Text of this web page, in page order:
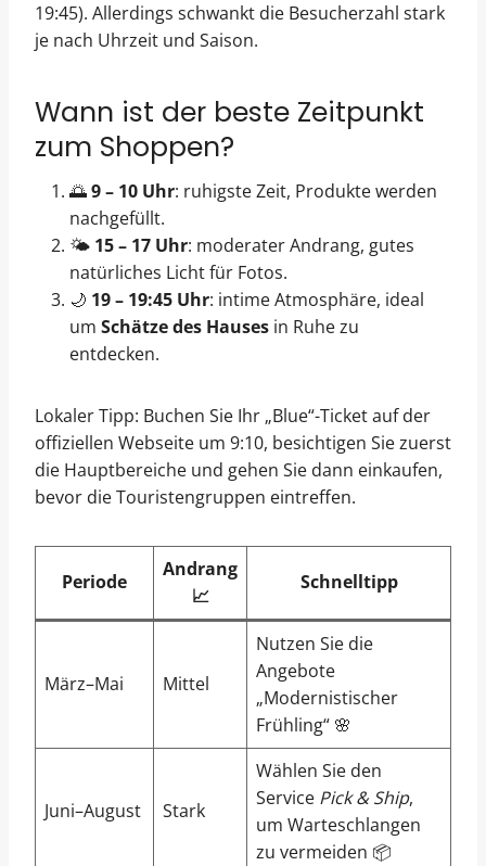
19:45). Allerdings schwankt die Besucherzahl stark
je nach Uhrzeit und Saison.
Wann ist der beste Zeitpunkt
zum Shoppen?
🌅9 – 10 Uhr: ruhigste Zeit, Produkte werden
nachgefüllt.
🌤️ 15 – 17 Uhr: moderater Andrang, gutes
natürliches Licht für Fotos.
🌙 19 – 19:45 Uhr: intime Atmosphäre, ideal
um Schätze des Hauses in Ruhe zu
entdecken.
Lokaler Tipp: Buchen Sie Ihr „Blue“-Ticket auf der
offiziellen Webseite um 9:10, besichtigen Sie zuerst
die Hauptbereiche und gehen Sie dann einkaufen,
bevor die Touristengruppen eintreffen.
Periode
Andrang
📈
Schnelltipp
März–Mai Mittel
Nutzen Sie die
Angebote
„Modernistischer
Frühling“ 🌸
Juni–August Stark
Wählen Sie den
Service Pick & Ship,
um Warteschlangen
zu vermeiden 📦